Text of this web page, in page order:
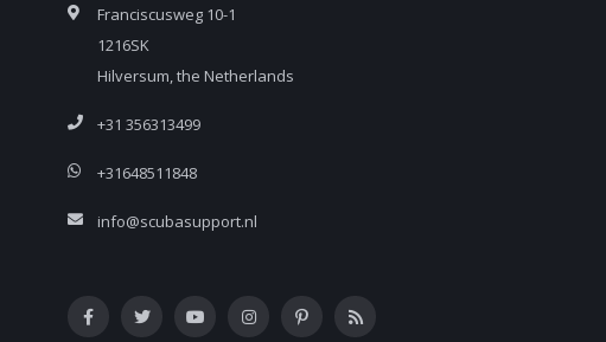
Franciscusweg 10-1
1216SK
Hilversum, the Netherlands
+31 356313499
+31648511848
info@scubasupport.nl